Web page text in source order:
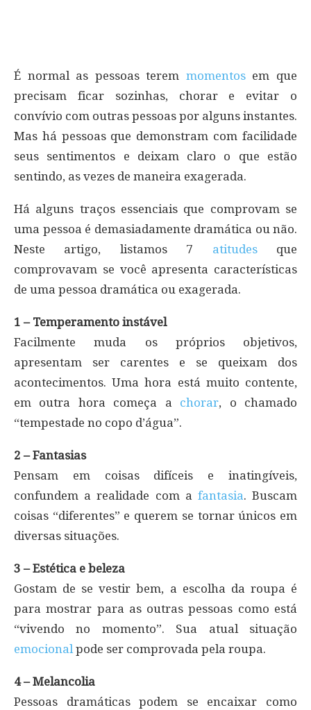
É normal as pessoas terem momentos em que
precisam ficar sozinhas, chorar e evitar o
convívio com outras pessoas por alguns instantes.
Mas há pessoas que demonstram com facilidade
seus sentimentos e deixam claro o que estão
sentindo, as vezes de maneira exagerada.
Há alguns traços essenciais que comprovam se
uma pessoa é demasiadamente dramática ou não.
Neste artigo, listamos 7 atitudes que
comprovavam se você apresenta características
de uma pessoa dramática ou exagerada.
1 – Temperamento instável
Facilmente muda os próprios objetivos,
apresentam ser carentes e se queixam dos
acontecimentos. Uma hora está muito contente,
em outra hora começa a chorar, o chamado
“tempestade no copo d’água”.
2 – Fantasias
Pensam em coisas difíceis e inatingíveis,
confundem a realidade com a fantasia. Buscam
coisas “diferentes” e querem se tornar únicos em
diversas situações.
3 – Estética e beleza
Gostam de se vestir bem, a escolha da roupa é
para mostrar para as outras pessoas como está
“vivendo no momento”. Sua atual situação
emocionalpode ser comprovada pela roupa.
4 – Melancolia
Pessoas dramáticas podem se encaixar como